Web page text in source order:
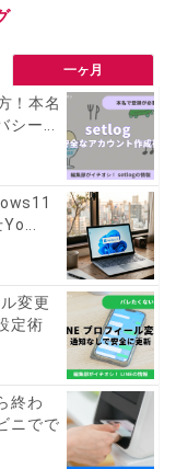
一ヶ月
！本名
シー...
変更
定術
終わ
ニでで